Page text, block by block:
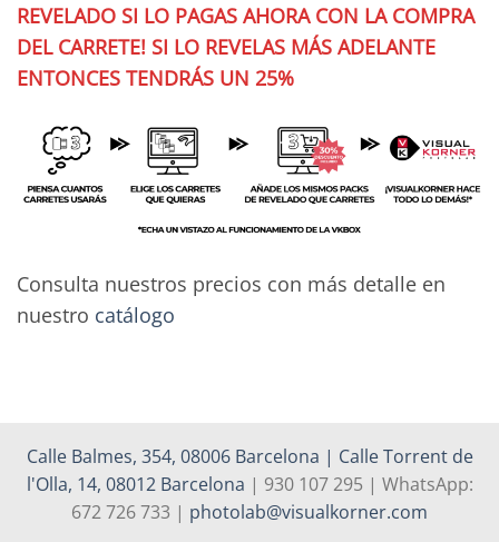
REVELADO SI LO PAGAS AHORA CON LA COMPRA
DEL CARRETE! SI LO REVELAS MÁS ADELANTE
ENTONCES TENDRÁS UN 25%
Consulta nuestros precios con más detalle en
nuestro catálogo
Calle Balmes, 354, 08006 Barcelona | Calle Torrent de
l'Olla, 14, 08012 Barcelona | 930 107 295 | WhatsApp:
672 726 733 | photolab@visualkorner.com